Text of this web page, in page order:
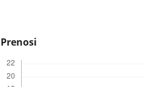
Prenosi